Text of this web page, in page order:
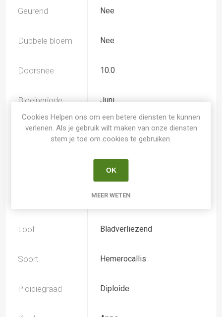
Geurend Nee
Dubbele bloem Nee
Doorsnee 10.0
Bloeiperiode Juni
Herbloeiperiode Augustus
Nee
Loof Bladverliezend
Soort Hemerocallis
Ploïdiegraad Diploide
Cookies Helpen ons om een betere diensten te kunnen
verlenen. Als je gebruik wilt maken van onze diensten
stem je toe om cookies te gebruiken.
OK
MEER WETEN